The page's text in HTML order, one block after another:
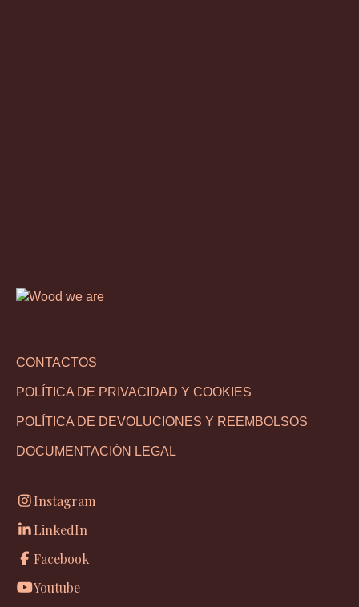
CONTACTOS
POLÍTICA DE PRIVACIDAD Y COOKIES
POLÍTICA DE DEVOLUCIONES Y REEMBOLSOS
DOCUMENTACIÓN LEGAL
Instagram
LinkedIn
Facebook
Youtube